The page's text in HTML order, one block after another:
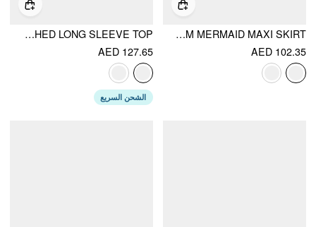
MESH OIL PAINTING MID RISE LETTUCE TRIM MERMAID MAXI SKIRT
AED 102.35
LACE OFF-SHOULDER FLORAL KNOTTED RUCHED LONG SLEEVE TOP
AED 127.65
الشحن السريع